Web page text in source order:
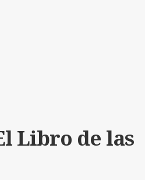
Libro de las